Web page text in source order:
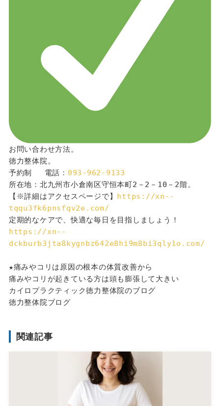
お問い合わせ方法。
徳力整体院。
予約制 　電話： 093-962-9133
所在地：北九州市小倉南区守恒本町2－2－10－2階。
【※詳細はアクセスページで】 https://xn--
tqqu3fk6pnsfqv2e.com/
定期的なケアで、快適な毎日を目指しましょう！
https://xn--
dckburb3jta8kygnbz642e8hi9m8bi3qly1o.com/
★痛みやコリは原因の根本の体質改善から
痛みやコリが起きている方は頭も膨張して大きい
カイロプラクティック徳力整体院のブログ
徳力整体院ブログ
関連記事